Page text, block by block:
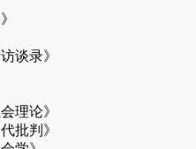
谈录》
理论》
批判》